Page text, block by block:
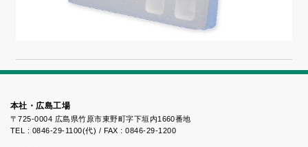
リサイ
機能材
簡易組
立ベッド
ン！」
採用情
本社・広島工場
〒725-0004 広島県竹原市東野町字下垣内1660番地
TEL : 0846-29-1100(代) / FAX : 0846-29-1200